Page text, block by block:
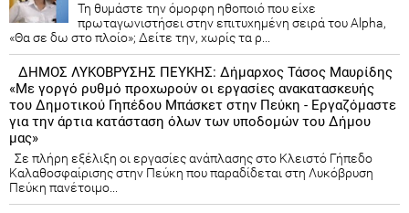
Τη θυμάστε την όμορφη ηθοποιό που είχε
πρωταγωνιστήσει στην επιτυχημένη σειρά του Alpha,
«Θα σε δω στο πλοίο»; Δείτε την, χωρίς τα ρ...
ΔΗΜΟΣ ΛΥΚΟΒΡΥΣΗΣ ΠΕΥΚΗΣ: Δήμαρχος Τάσος Μαυρίδης
«Με γοργό ρυθμό προχωρούν οι εργασίες ανακατασκευής
του Δημοτικού Γηπέδου Μπάσκετ στην Πεύκη - Εργαζόμαστε
για την άρτια κατάσταση όλων των υποδομών του Δήμου
μας»
Σε πλήρη εξέλιξη οι εργασίες ανάπλασης στο Κλειστό Γήπεδο
Καλαθοσφαίρισης στην Πεύκη που παραδίδεται στη Λυκόβρυση
Πεύκη πανέτοιμο...